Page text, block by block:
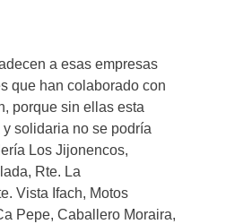
a esas empresas
que han colaborado con
porque sin ellas esta
solidaria no se podría
Los Jijonencos,
Rte. La
Vista Ifach, Motos
Pepe, Caballero Moraira,